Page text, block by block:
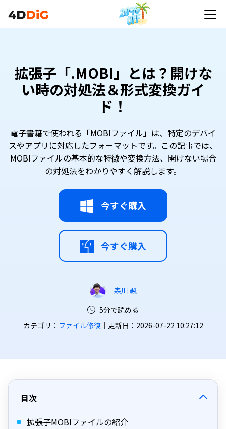
拡張子「.MOBI」とは？開けな
い時の対処法＆形式変換ガイ
ド！
電子書籍で使われる「MOBIファイル」は、特定のデバイ
スやアプリに対応したフォーマットです。この記事では、
MOBIファイルの基本的な特徴や変換方法、開けない場合
の対処法をわかりやすく解説します。
今すぐ購入
今すぐ購入
森川 颯
5分で読める
カテゴリ： ファイル修復｜更新日：2026-07-22 10:27:12
目次
拡張子MOBIファイルの紹介